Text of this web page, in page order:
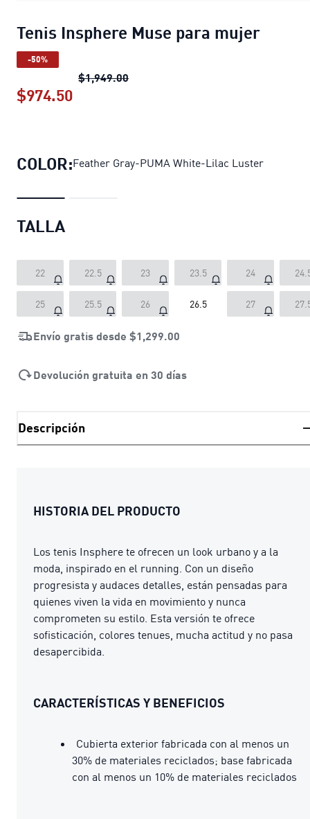
Tenis Insphere Muse para mujer
-50%
$1,949.00Tenis Insphere Muse para mujer
$974.50
COLOR:Feather Gray-PUMA White-Lilac Luster
TALLA
22 22.5 23 23.5 24
25 25.5 26 26.5 27
Envío gratis desde $1,299.00
Devolución gratuita en 30 días
Descripción
HISTORIA DEL PRODUCTO
Los tenis Insphere te ofrecen un look urbano y a la
moda, inspirado en el running. Con un diseño
progresista y audaces detalles, están pensadas para
quienes viven la vida en movimiento y nunca
comprometen su estilo. Esta versión te ofrece
sofisticación, colores tenues, mucha actitud y no pasa
desapercibida.
CARACTERÍSTICAS Y BENEFICIOS
Cubierta exterior fabricada con al menos un
30% de materiales reciclados; base fabricada
con al menos un 10% de materiales reciclados